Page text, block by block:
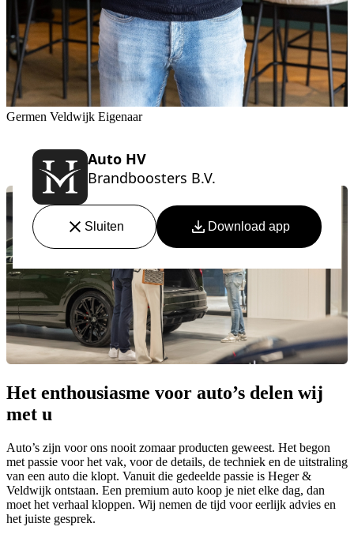
Germen Veldwijk Eigenaar
Het enthousiasme voor auto’s delen wij
met u
Auto’s zijn voor ons nooit zomaar producten geweest. Het begon
met passie voor het vak, voor de details, de techniek en de uitstraling
van een auto die klopt. Vanuit die gedeelde passie is Heger &
Veldwijk ontstaan. Een premium auto koop je niet elke dag, dan
moet het verhaal kloppen. Wij nemen de tijd voor eerlijk advies en
het juiste gesprek.